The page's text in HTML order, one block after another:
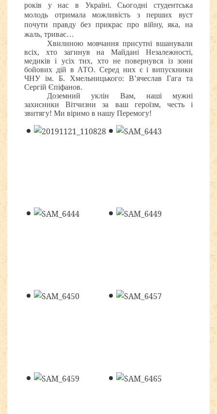
років у нас в Україні. Сьогодні студентська
молодь отримала можливість з перших вуст
почути правду без прикрас про війну, яка, на
жаль, триває…
Хвилиною мовчання присутні вшанували
всіх, хто загинув на Майдані Незалежності,
медиків і усіх тих, хто не повернувся із зони
бойових дій в АТО. Серед них є і випускники
ЧНУ ім. Б. Хмельницького: В’ячеслав Гага та
Сергій Єпіфанов.
Доземний уклін Вам, наші мужні
захисники Вітчизни за ваш героїзм, честь і
звитягу! Ми віримо в нашу Перемогу!